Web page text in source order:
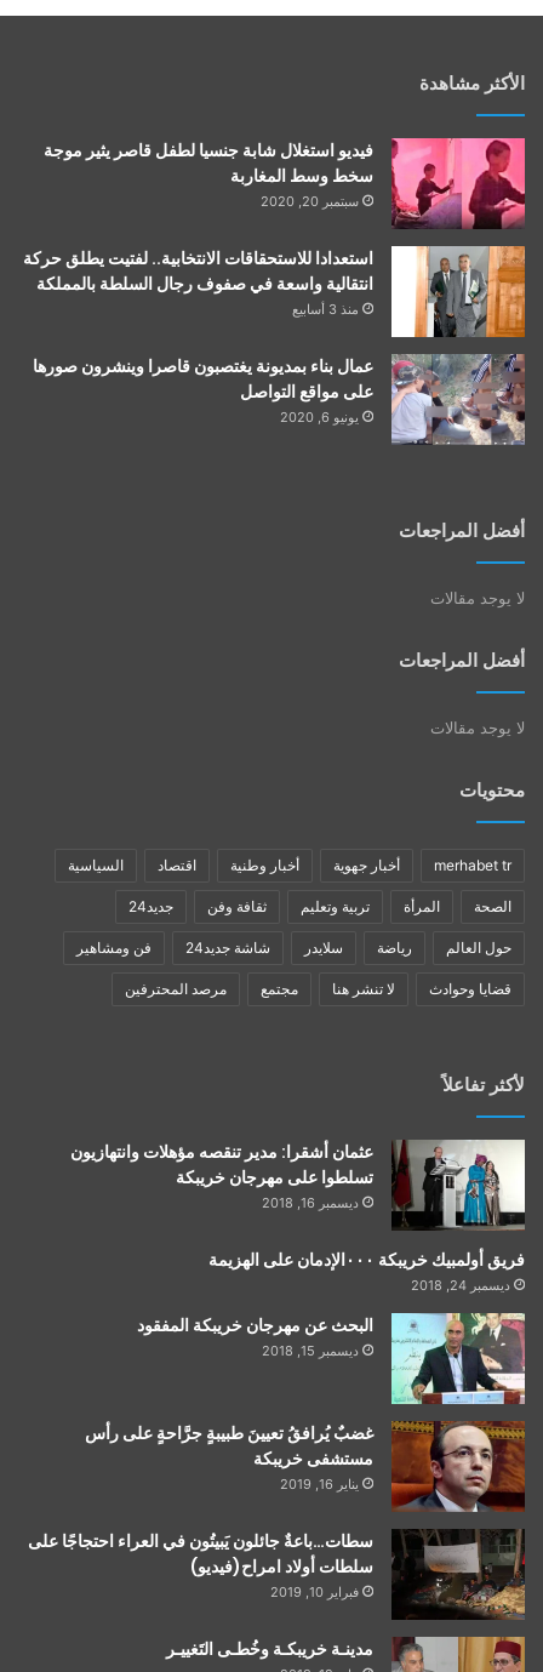
الأكثر مشاهدة
فيديو استغلال شابة جنسيا لطفل قاصر يثير موجة
سخط وسط المغاربة
سبتمبر 20, 2020
استعدادا للاستحقاقات الانتخابية.. لفتيت يطلق حركة
انتقالية واسعة في صفوف رجال السلطة بالمملكة
منذ 3 أسابيع
عمال بناء بمديونة يغتصبون قاصرا وينشرون صورها
على مواقع التواصل
يونيو 6, 2020
أفضل المراجعات
لا يوجد مقالات
أفضل المراجعات
لا يوجد مقالات
محتويات
merhabet tr أخبار جهوية أخبار وطنية اقتصاد السياسية
الصحة المرأة تربية وتعليم ثقافة وفن جديد24
حول العالم رياضة سلايدر شاشة جديد24 فن ومشاهير
قضايا وحوادث لا تنشر هنا مجتمع مرصد المحترفين
لأكثر تفاعلاً
عثمان أشقرا: مدير تنقصه مؤهلات وانتهازيون
تسلطوا على مهرجان خريبكة
ديسمبر 16, 2018
فريق أولمبيك خريبكة ٠٠٠الإدمان على الهزيمة
ديسمبر 24, 2018
البحث عن مهرجان خريبكة المفقود
ديسمبر 15, 2018
غضبٌ يُرافقُ تعيينَ طبيبةٍ جرَّاحةٍ على رأس
مستشفى خريبكة
يناير 16, 2019
سطات…باعةٌ جائلون يَبيتُون في العراء احتجاجًا على
سلطات أولاد امراح(فيديو)
فبراير 10, 2019
مدينـة خريبكـة وخُطـى التَغييـر